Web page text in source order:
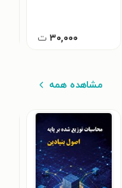
۳۰,۰۰۰ ت
مشاهده همه